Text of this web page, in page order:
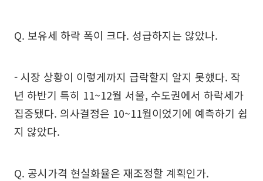
Q. 보유세 하락 폭이 크다. 성급하지는 않았나.
- 시장 상황이 이렇게까지 급락할지 알지 못했다. 작
년 하반기 특히 11~12월 서울, 수도권에서 하락세가
집중됐다. 의사결정은 10~11월이었기에 예측하기 쉽
지 않았다.
Q. 공시가격 현실화율은 재조정할 계획인가.